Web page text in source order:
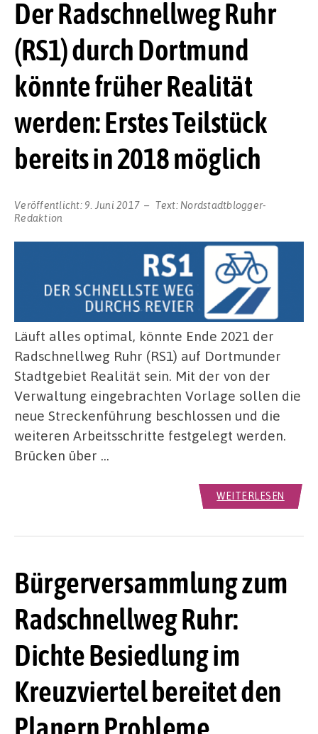
Der Radschnellweg Ruhr
(RS1) durch Dortmund
könnte früher Realität
werden: Erstes Teilstück
bereits in 2018 möglich
Veröffentlicht: 9. Juni 2017 Text: Nordstadtblogger-
Redaktion
Läuft alles optimal, könnte Ende 2021 der
Radschnellweg Ruhr (RS1) auf Dortmunder
Stadtgebiet Realität sein. Mit der von der
Verwaltung eingebrachten Vorlage sollen die
neue Streckenführung beschlossen und die
weiteren Arbeitsschritte festgelegt werden.
Brücken über …
WEITERLESEN
Bürgerversammlung zum
Radschnellweg Ruhr:
Dichte Besiedlung im
Kreuzviertel bereitet den